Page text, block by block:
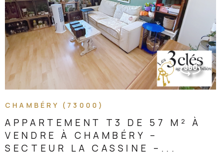
CHAMBÉRY (73000)
APPARTEMENT T3 DE 57 M² À
VENDRE À CHAMBÉRY –
SECTEUR LA CASSINE –...
VOIR LE BIEN